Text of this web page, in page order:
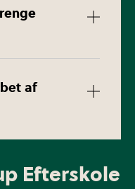
vil man,
en lille
noget
der
mellem
af
i løbet af
første gang
Efterskole